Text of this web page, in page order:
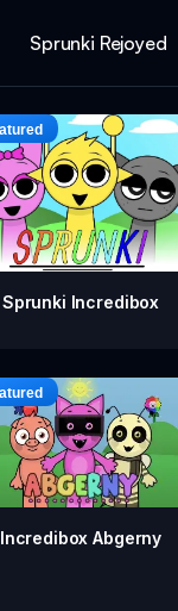
Sprunki Rejoyed
Sprunki Incredibox
Incredibox Abgerny